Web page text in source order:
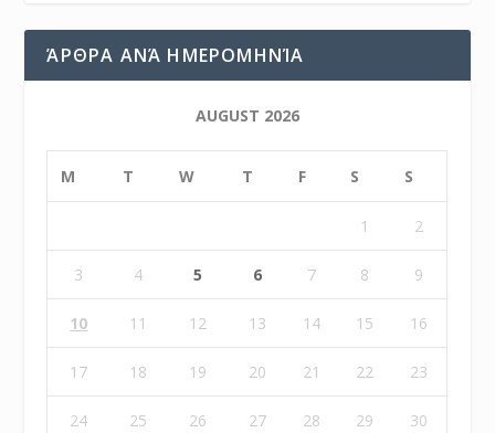
ΆΡΘΡΑ ΑΝΆ ΗΜΕΡΟΜΗΝΊΑ
AUGUST 2026
M T W T F S S
1 2
3 4 5 6 7 8 9
10 11 12 13 14 15 16
17 18 19 20 21 22 23
24 25 26 27 28 29 30